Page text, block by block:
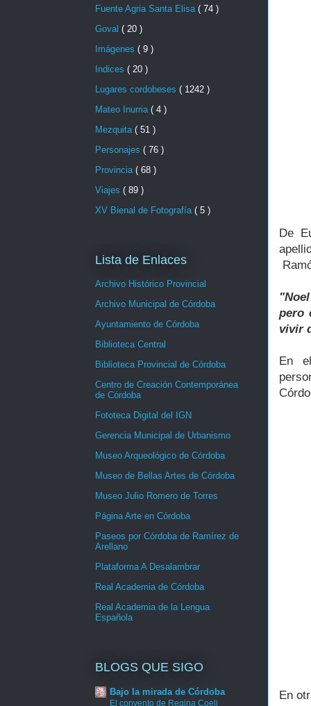
De
pero
vivir
En
En
Fuente Agria Santa Elisa ( 74 )
Goval ( 20 )
Imágenes ( 9 )
Indices ( 20 )
Lugares cordobeses ( 1242 )
Mateo Inurria ( 4 )
Mezquita ( 51 )
Personajes ( 76 )
Provincia ( 68 )
Viajes ( 89 )
XV Bienal de Fotografía ( 5 )
Lista de Enlaces
Archivo Histórico Provincial
Archivo Municipal de Córdoba
Ayuntamiento de Córdoba
Biblioteca Central
Biblioteca Provincial de Córdoba
Centro de Creación Contemporánea
de Córdoba
Fototeca Digital del IGN
Gerencia Municipal de Urbanismo
Museo Arqueológico de Córdoba
Museo de Bellas Artes de Córdoba
Museo Julio Romero de Torres
Página Arte en Córdoba
Paseos por Córdoba de Ramírez de
Arellano
Plataforma A Desalambrar
Real Academia de Córdoba
Real Academia de la Lengua
Española
BLOGS QUE SIGO
Bajo la mirada de Córdoba
El convento de Regina Coeli